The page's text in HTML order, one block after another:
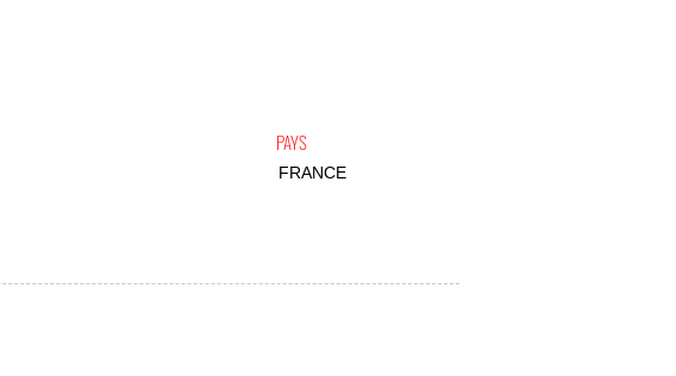
PAYS
FRANCE